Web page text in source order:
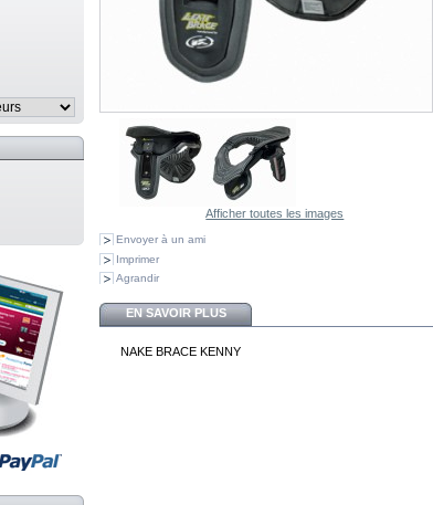
Afficher toutes les images
Envoyer à un ami
Imprimer
Agrandir
EN SAVOIR PLUS
NAKE BRACE KENNY